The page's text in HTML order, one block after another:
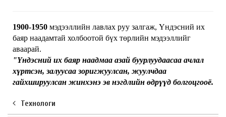
1900‑1950 мэдээллийн лавлах руу залгаж, Үндэсний их
баяр наадамтай холбоотой бүх төрлийн мэдээллийг
аваарай.
"Үндэсний их баяр наадмаа азай буурлуудаасаа ачлал
хүртсэн, залуусаа зоригжуулсан, жуулчдаа
гайхшируулсан жинхэнэ эв нэгдлийн өдрүүд болгоцгооё.
Технологи